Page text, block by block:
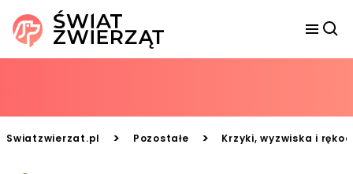
Swiatzwierzat.pl > Pozostałe > Krzyki, wyzwiska i